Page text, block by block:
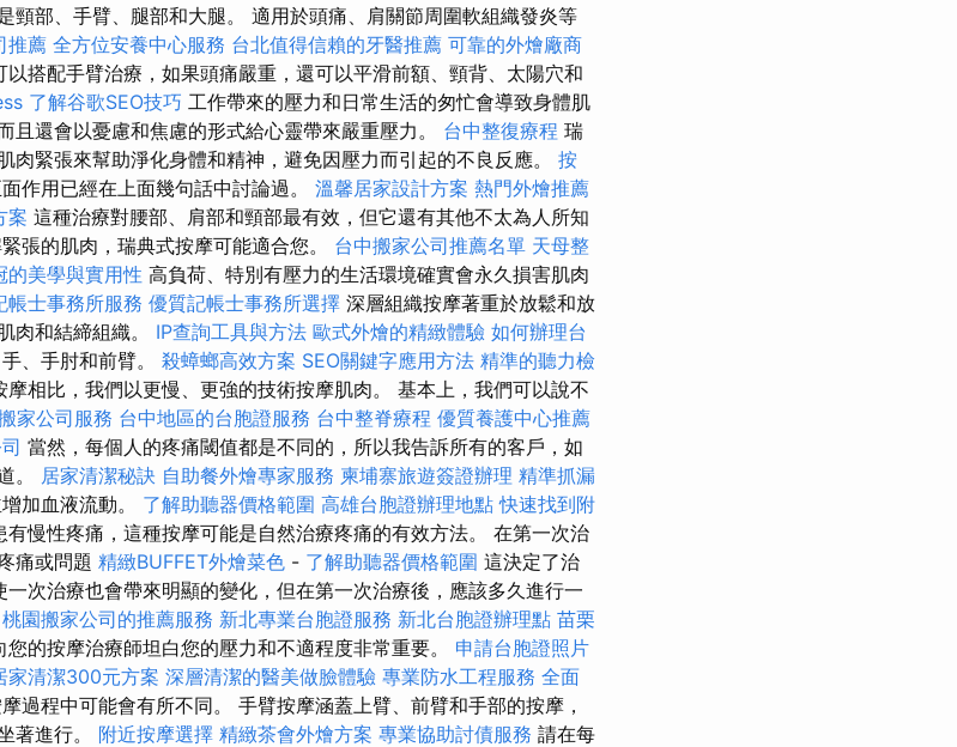
頸部、手臂、腿部和大腿。 適用於頭痛、肩關節周圍軟組織發炎等
推薦 全方位安養中心服務 台北值得信賴的牙醫推薦 可靠的外燴廠商
以搭配手臂治療，如果頭痛嚴重，還可以平滑前額、頸背、太陽穴和
了解谷歌SEO技巧 工作帶來的壓力和日常生活的匆忙會導致身體肌
且還會以憂慮和焦慮的形式給心靈帶來嚴重壓力。 台中整復療程 瑞
肉緊張來幫助淨化身體和精神，避免因壓力而引起的不良反應。 按
作用已經在上面幾句話中討論過。 溫馨居家設計方案 熱門外燴推薦
案 這種治療對腰部、肩部和頸部最有效，但它還有其他不太為人所知
張的肌肉，瑞典式按摩可能適合您。 台中搬家公司推薦名單 天母整
的美學與實用性 高負荷、特別有壓力的生活環境確實會永久損害肌肉
帳士事務所服務 優質記帳士事務所選擇 深層組織按摩著重於放鬆和放
肉和結締組織。 IP查詢工具與方法 歐式外燴的精緻體驗 如何辦理台
、手肘和前臂。 殺蟑螂高效方案 SEO關鍵字應用方法 精準的聽力檢
摩相比，我們以更慢、更強的技術按摩肌肉。 基本上，我們可以說不
家公司服務 台中地區的台胞證服務 台中整脊療程 優質養護中心推薦
當然，每個人的疼痛閾值都是不同的，所以我告訴所有的客戶，如
。
居家清潔秘訣 自助餐外燴專家服務 柬埔寨旅遊簽證辦理 精準抓漏
加血液流動。 了解助聽器價格範圍 高雄台胞證辦理地點 快速找到附
有慢性疼痛，這種按摩可能是自然治療疼痛的有效方法。 在第一次治
痛或問題 精緻BUFFET外燴菜色 - 了解助聽器價格範圍 這決定了治
一次治療也會帶來明顯的變化，但在第一次治療後，應該多久進行一
桃園搬家公司的推薦服務 新北專業台胞證服務 新北台胞證辦理點 苗栗
您的按摩治療師坦白您的壓力和不適程度非常重要。 申請台胞證照片
家清潔300元方案 深層清潔的醫美做臉體驗 專業防水工程服務 全面
過程中可能會有所不同。 手臂按摩涵蓋上臂、前臂和手部的按摩，
著進行。 附近按摩選擇 精緻茶會外燴方案 專業協助討債服務 請在每